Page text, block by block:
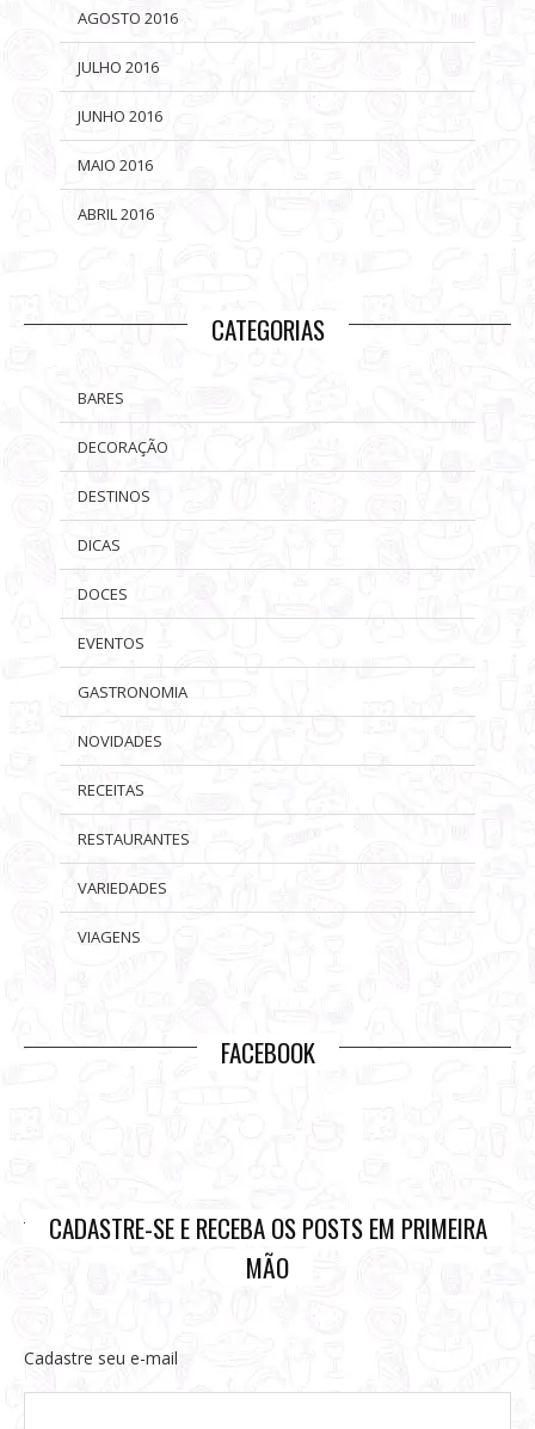
AGOSTO 2016
JULHO 2016
JUNHO 2016
MAIO 2016
ABRIL 2016
CATEGORIAS
BARES
DECORAÇÃO
DESTINOS
DICAS
DOCES
EVENTOS
GASTRONOMIA
NOVIDADES
RECEITAS
RESTAURANTES
VARIEDADES
VIAGENS
FACEBOOK
CADASTRE-SE E RECEBA OS POSTS EM PRIMEIRA
MÃO
Cadastre seu e-mail